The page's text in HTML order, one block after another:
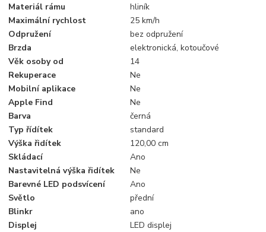
Materiál rámu
hliník
Maximální rychlost
25 km/h
Odpružení
bez odpružení
Brzda
elektronická, kotoučové
Věk osoby od
14
Rekuperace
Ne
Mobilní aplikace
Ne
Apple Find
Ne
Barva
černá
Typ řídítek
standard
Výška řidítek
120,00 cm
Skládací
Ano
Nastavitelná výška řidítek
Ne
Barevné LED podsvícení
Ano
Světlo
přední
Blinkr
ano
Displej
LED displej